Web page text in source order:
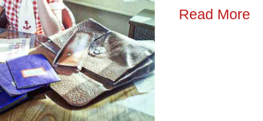
Read More